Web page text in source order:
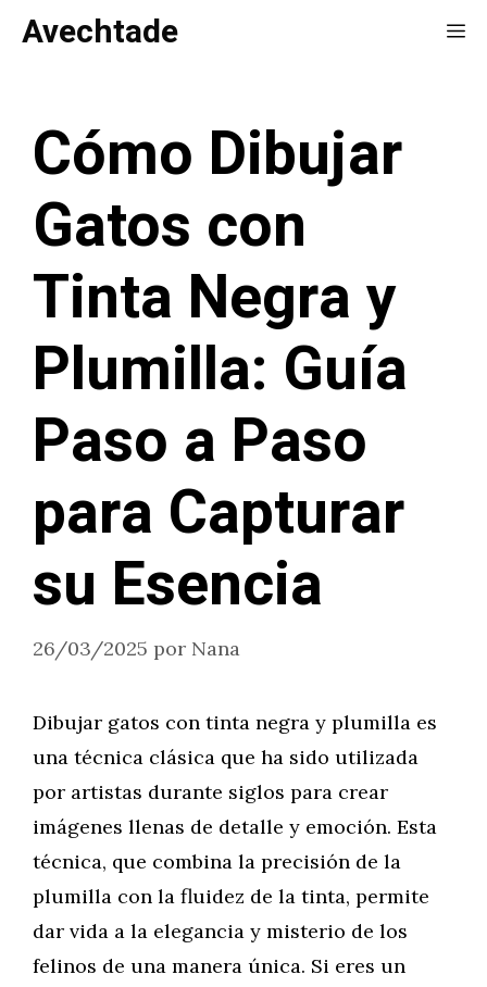
SaltarAvechtade
Cómo Dibujar
Gatos con
Tinta Negra y
Plumilla: Guía
Paso a Paso
para Capturar
su Esencia
26/03/2025 por Nana
Dibujar gatos con tinta negra y plumilla es
una técnica clásica que ha sido utilizada
por artistas durante siglos para crear
imágenes llenas de detalle y emoción. Esta
técnica, que combina la precisión de la
plumilla con la fluidez de la tinta, permite
dar vida a la elegancia y misterio de los
felinos de una manera única. Si eres un